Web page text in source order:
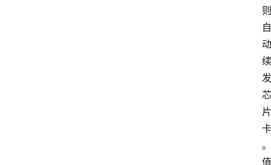
则
自
动
续
发
芯
片
卡
。
值